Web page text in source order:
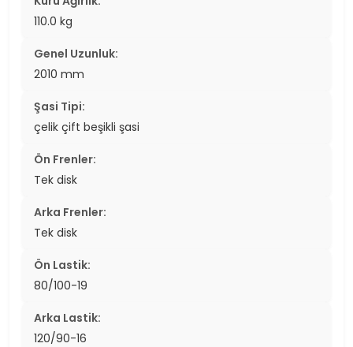
110.0 kg
Genel Uzunluk:
2010 mm
Şasi Tipi:
çelik çift beşikli şasi
Ön Frenler:
Tek disk
Arka Frenler:
Tek disk
Ön Lastik:
80/100-19
Arka Lastik:
120/90-16